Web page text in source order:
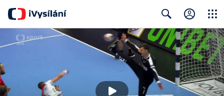
Search Close